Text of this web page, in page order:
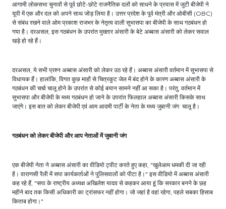
आगामी लोकसभा चुनावों से पूर्व छोटे-छोटे राजनैतिक दलों को साधने के प्रयास में जुटी बीजेपी ने
यूपी में एक और दल को अपने साथ जोड़ लिया है। उत्तर प्रदेश के पूर्व मंत्री और ओबीसी (OBC)
से संबंध रखने वाले ओम प्रकाश राजभर के नेतृत्व वाली सुभासपा का बीजेपी के साथ गठबंधन हो
गया है। दरअसल, इस गठबंधन के उपरांत मुख्तार अंसारी के बेटे अब्बास अंसारी को लेकर सवाल
खड़े हो रहे हैं।
दरअसल, ये सभी प्रश्न अब्बास अंसारी को लेकर उठ रहे हैं। अब्बास अंसारी वर्तमान में सुभासपा से
विधायक हैं। हालांकि, विगत कुछ माहों से चित्रकुट जेल में बंद होने के कारण अब्बास अंसारी के
गठबंधन की चर्चा चालू होने के उपरांत से कोई बयान सामने नहीं आ सका है। परंतु, वर्तमान में
सुभासपा और बीजेपी के मध्य गठबंधन हो जाने के उपरांत फिलहाल अब्बास अंसारी किसके साथ
जाएंगे। इस बात को लेकर बीजेपी एवं आम आदमी पार्टी के नेता के मध्य जुबानी जंग चालू है।
गठबंधन को लेकर बीजेपी और आप नेताओं में जुबानी जंग
एक बीजेपी नेता ने अब्बास अंसारी का वीडियो ट्वीट करते हुए कहा, "खुलेआम धमकी दी जा रही
है। वाराणसी रैली में सपा कार्यकर्ताओं ने पुलिसवालों को पीटा है।" इस वीडियो में अब्बास अंसारी
कह रहे हैं, "सपा के राष्ट्रीय अध्यक्ष अखिलेश यादव से कहकर आया हूं कि सरकार बनने के छह
महीने बाद तक किसी अधिकारी का ट्रांसफर नहीं होगा। जो जहां है वहां रहेगा, पहले सबका हिसाब
किताब होगा।"